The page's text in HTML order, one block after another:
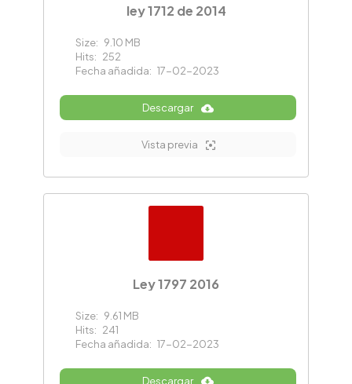
ley 1712 de 2014
Size: 9.10 MB
Hits: 252
Fecha añadida: 17-02-2023
Descargar
Vista previa
Ley 1797 2016
Size: 9.61 MB
Hits: 241
Fecha añadida: 17-02-2023
Descargar